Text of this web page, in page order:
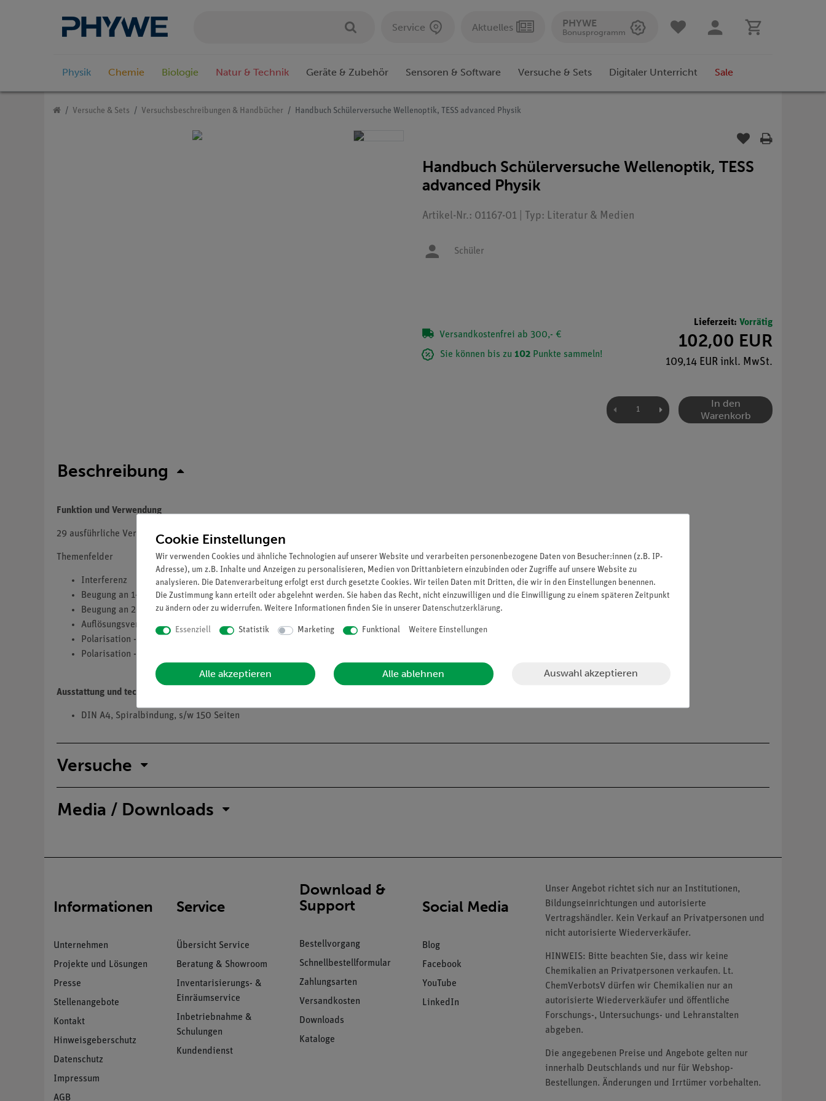
Service Aktuelles PHYWE
Bonusprogramm
Physik Chemie Biologie Natur & Technik Geräte & Zubehör Sensoren & Software Versuche & Sets Digitaler Unterricht Sale
Versuche & Sets Versuchsbeschreibungen & Handbücher Handbuch Schülerversuche Wellenoptik, TESS advanced Physik
Handbuch Schülerversuche Wellenoptik, TESS
advanced Physik
Artikel-Nr.: 01167-01 | Typ: Literatur & Medien
Schüler
Versandkostenfrei ab 300,- €
Sie können bis zu 102 Punkte sammeln!
Lieferzeit: Vorrätig
102,00 EUR
109,14 EUR inkl. MwSt.
In den
Warenkorb
Beschreibung
Funktion und Verwendung
29 ausführliche Versuchsbeschreibungen zu dem Geräteset Optik 3. Mit Schülerarbeitsblättern und Lehrerinformationen.
Themenfelder
Interferenz
Beugung an 1-dimensionalen Objekten
Beugung an 2-dimensionalen Objekten
Auflösungsvermögen
Polarisation - qualitative Experimente
Polarisation - quantitative Experimente
Ausstattung und technische Daten
DIN A4, Spiralbindung, s/w 150 Seiten
Versuche
Media / Downloads
Informationen
Unternehmen
Projekte und Lösungen
Presse
Stellenangebote
Kontakt
Hinweisgeberschutz
Datenschutz
Impressum
AGB
Service
Übersicht Service
Beratung & Showroom
Inventarisierungs- &
Einräumservice
Inbetriebnahme &
Schulungen
Kundendienst
Download &
Support
Bestellvorgang
Schnellbestellformular
Zahlungsarten
Versandkosten
Downloads
Kataloge
Social Media
Blog
Facebook
YouTube
LinkedIn
Unser Angebot richtet sich nur an Institutionen,
Bildungseinrichtungen und autorisierte
Vertragshändler. Kein Verkauf an Privatpersonen und
nicht autorisierte Wiederverkäufer.
HINWEIS: Bitte beachten Sie, dass wir keine
Chemikalien an Privatpersonen verkaufen. Lt.
ChemVerbotsV dürfen wir Chemikalien nur an
autorisierte Wiederverkäufer und öffentliche
Forschungs-, Untersuchungs- und Lehranstalten
abgeben.
Die angegebenen Preise und Angebote gelten nur
innerhalb Deutschlands und nur für Webshop-
Bestellungen. Änderungen und Irrtümer vorbehalten.
Cookie Einstellungen
Wir verwenden Cookies und ähnliche Technologien auf unserer Website und verarbeiten personenbezogene Daten von Besucher:innen (z.B. IP-
Adresse), um z.B. Inhalte und Anzeigen zu personalisieren, Medien von Drittanbietern einzubinden oder Zugriffe auf unsere Website zu
analysieren. Die Datenverarbeitung erfolgt erst durch gesetzte Cookies. Wir teilen Daten mit Dritten, die wir in den Einstellungen benennen.
Die Zustimmung kann erteilt oder abgelehnt werden. Sie haben das Recht, nicht einzuwilligen und die Einwilligung zu einem späteren Zeitpunkt
zu ändern oder zu widerrufen. Weitere Informationen finden Sie in unserer Daten­schutz­erklärung.
Essenziell Statistik Marketing Funktional Weitere Einstellungen
Alle akzeptieren Alle ablehnen Auswahl akzeptieren